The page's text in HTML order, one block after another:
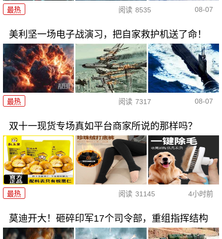
最热 阅读 8535 08-07
美利坚一场电子战演习，把自家救护机送了命！
最热 阅读 7317 08-07
双十一现货专场真如平台商家所说的那样吗？
最热 阅读 31145 4小时前
莫迪开大！砸碎印军17个司令部，重组指挥结构